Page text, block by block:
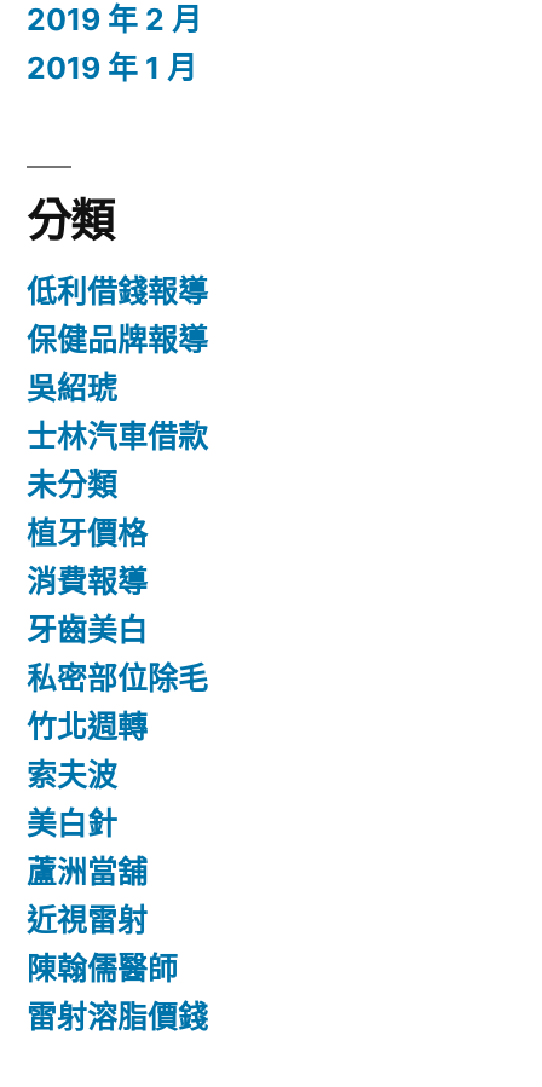
2019 年 2 月
2019 年 1 月
分類
低利借錢報導
保健品牌報導
吳紹琥
士林汽車借款
未分類
植牙價格
消費報導
牙齒美白
私密部位除毛
竹北週轉
索夫波
美白針
蘆洲當舖
近視雷射
陳翰儒醫師
雷射溶脂價錢